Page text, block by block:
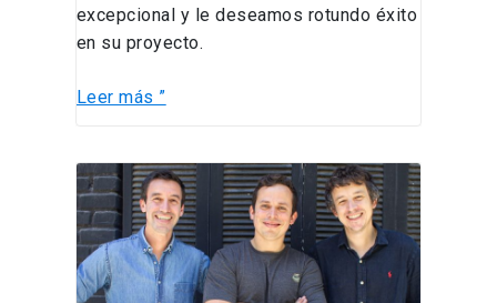
excepcional y le deseamos rotundo éxito
en su proyecto.
Leer más ”
Ex
alumnos
de
Ingeniería
UC